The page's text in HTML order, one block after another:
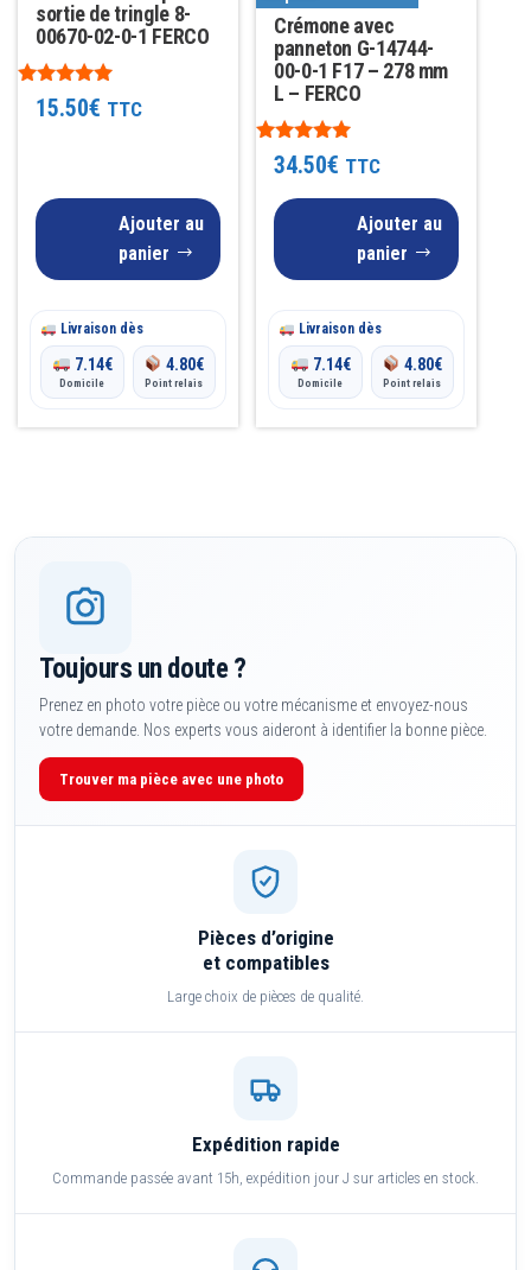
sortie de tringle 8-
00670-02-0-1 FERCO
Note
5.0015.50€ TTC
Ajouter au
panier
Livraison dès
7.14€
Domicile
4.80€
Point relais
Crémone avec
panneton G-14744-
00-0-1 F17 – 278 mm
L – FERCO
Note
5.00
34.50€ TTC
Ajouter au
panier
Livraison dès
7.14€
Domicile
4.80€
Point relais
Toujours un doute ?
Prenez en photo votre pièce ou votre mécanisme et envoyez-nous
votre demande. Nos experts vous aideront à identifier la bonne pièce.
Trouver ma pièce avec une photo
Pièces d’origine
et compatibles
Large choix de pièces de qualité.
Expédition rapide
Commande passée avant 15h, expédition jour J sur articles en stock.